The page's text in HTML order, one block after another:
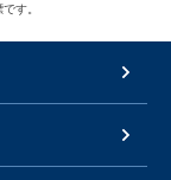
す。